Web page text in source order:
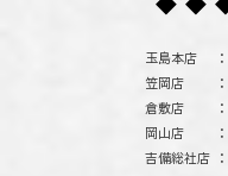
玉島本店
笠岡店
倉敷店
岡山店
吉備総社店